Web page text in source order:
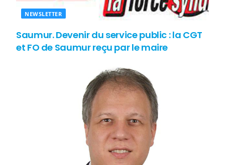
NEWSLETTER
Saumur. Devenir du service public : la CGT
et FO de Saumur reçu par le maire